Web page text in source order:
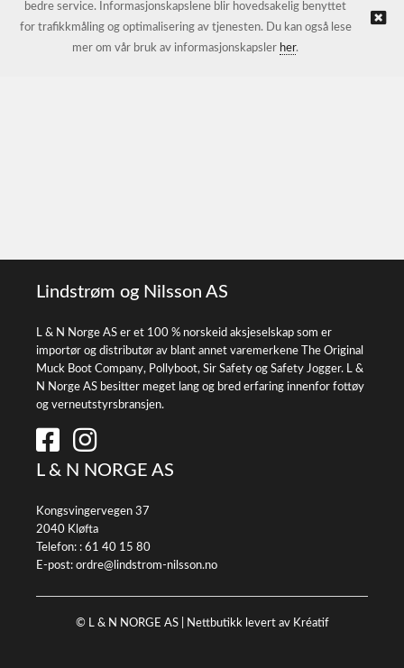
Lindstrøm og Nilsson AS
L & N Norge AS er et 100 % norskeid aksjeselskap som er
importør og distributør av blant annet varemerkene The Original
Muck Boot Company, Pollyboot, Sir Safety og Safety Jogger. L &
N Norge AS besitter meget lang og bred erfaring innenfor fottøy
og verneutstyrsbransjen.
L & N NORGE AS
Kongsvingervegen 37
2040 Kløfta
Telefon: : 61 40 15 80
E-post: ordre@lindstrom-nilsson.no
© L & N NORGE AS | Nettbutikk levert av Kréatif
bedre service. Informasjonskapslene blir hovedsakelig benyttet
for trafikkmåling og optimalisering av tjenesten. Du kan også lese
mer om vår bruk av informasjonskapsler her.